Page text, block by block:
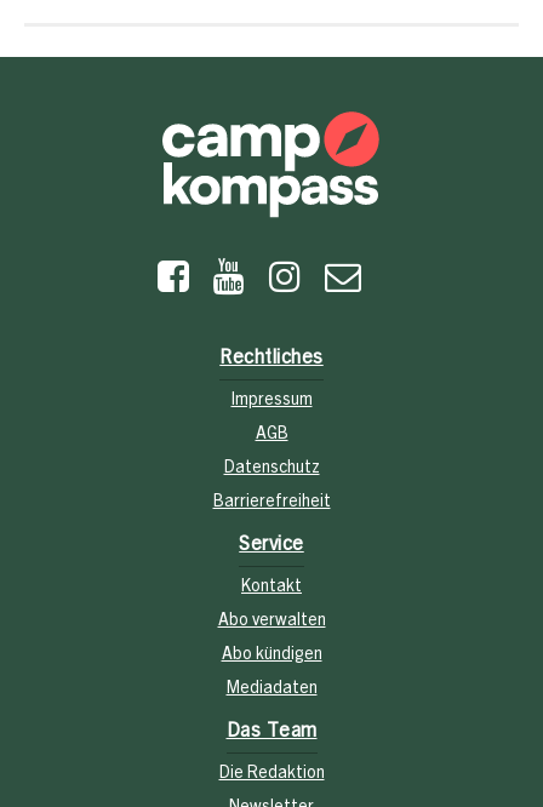
Rechtliches
Impressum
AGB
Datenschutz
Barrierefreiheit
Service
Kontakt
Abo verwalten
Abo kündigen
Mediadaten
Das Team
Die Redaktion